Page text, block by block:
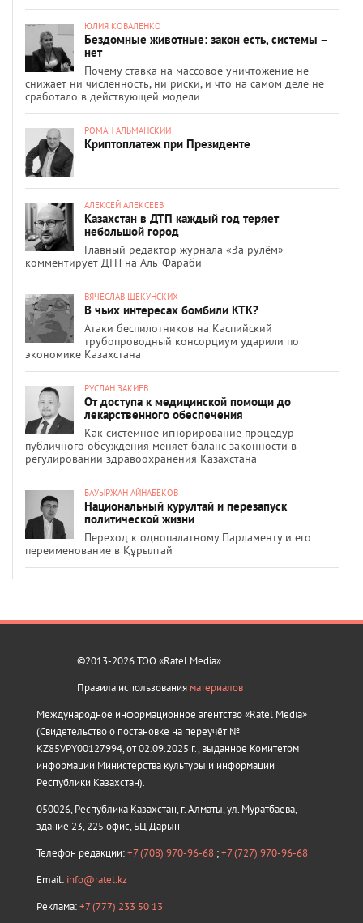
ЮЛИЯ КОВАЛЕНКО
Бездомные животные: закон есть, системы –
нет
Почему ставка на массовое уничтожение не
снижает ни численность, ни риски, и что на самом деле не
сработало в действующей модели
РОМАН АЛЬМАНСКИЙ
Криптоплатеж при Президенте
АЛЕКСЕЙ АЛЕКСЕЕВ
Казахстан в ДТП каждый год теряет
небольшой город
Главный редактор журнала «За рулём»
комментирует ДТП на Аль-Фараби
ВЯЧЕСЛАВ ЩЕКУНСКИХ
В чьих интересах бомбили КТК?
Атаки беспилотников на Каспийский
трубопроводный консорциум ударили по
экономике Казахстана
РУСЛАН ЗАКИЕВ
От доступа к медицинской помощи до
лекарственного обеспечения
Как системное игнорирование процедур
публичного обсуждения меняет баланс законности в
регулировании здравоохранения Казахстана
БАУЫРЖАН АЙНАБЕКОВ
Национальный курултай и перезапуск
политической жизни
Переход к однопалатному Парламенту и его
переименование в Құрылтай
©2013-2026 ТОО «Ratel Media»
Правила использования материалов
Международное информационное агентство «Ratel Media»
(Свидетельство о постановке на переучёт №
KZ85VPY00127994, от 02.09.2025 г., выданное Комитетом
информации Министерства культуры и информации
Республики Казахстан).
050026, Республика Казахстан, г. Алматы, ул. Муратбаева,
здание 23, 225 офис, БЦ Дарын
Телефон редакции:+7 (708) 970-96-68 ;+7 (727) 970-96-68
Email: info@ratel.kz
Реклама:+7 (777) 233 50 13